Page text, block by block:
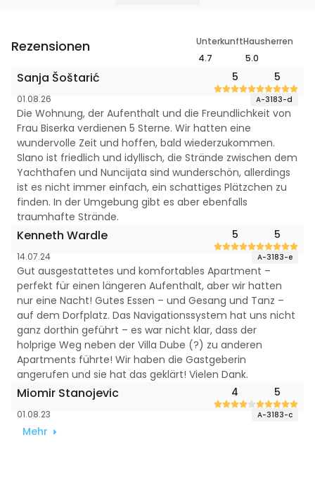
Rezensionen
Unterkunft
4.7
Hausherren
5.0
Sanja Šoštarić 5 5
01.08.26 A-3183-d
Die Wohnung, der Aufenthalt und die Freundlichkeit von
Frau Biserka verdienen 5 Sterne. Wir hatten eine
wundervolle Zeit und hoffen, bald wiederzukommen.
Slano ist friedlich und idyllisch, die Strände zwischen dem
Yachthafen und Nuncijata sind wunderschön, allerdings
ist es nicht immer einfach, ein schattiges Plätzchen zu
finden. In der Umgebung gibt es aber ebenfalls
traumhafte Strände.
Kenneth Wardle 5 5
14.07.24 A-3183-e
Gut ausgestattetes und komfortables Apartment –
perfekt für einen längeren Aufenthalt, aber wir hatten
nur eine Nacht! Gutes Essen – und Gesang und Tanz –
auf dem Dorfplatz. Das Navigationssystem hat uns nicht
ganz dorthin geführt – es war nicht klar, dass der
holprige Weg neben der Villa Dube (?) zu anderen
Apartments führte! Wir haben die Gastgeberin
angerufen und sie hat das geklärt! Vielen Dank.
Miomir Stanojevic 4 5
01.08.23 A-3183-c
Mehr